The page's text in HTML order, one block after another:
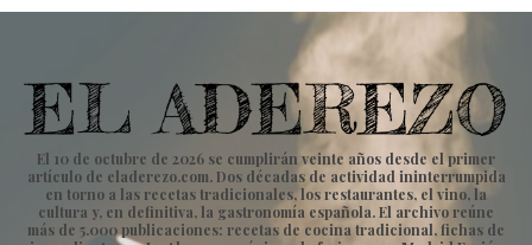
El 10 de octubre de 2026 se cumplirán veinte años desde el primer
artículo de eladerezo.com. Dos décadas de actividad ininterrumpida
en torno a las recetas tradicionales, los restaurantes, el vino, la
cultura y, en definitiva, la gastronomía española. El archivo reúne
más de 5.000 publicaciones: recetas de cocina tradicional, fichas de